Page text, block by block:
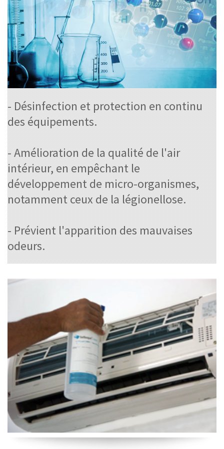
- Désinfection et protection en continu
des équipements.
- Amélioration de la qualité de l'air
intérieur, en empêchant le
développement de micro-organismes,
notamment ceux de la légionellose.
- Prévient l'apparition des mauvaises
odeurs.